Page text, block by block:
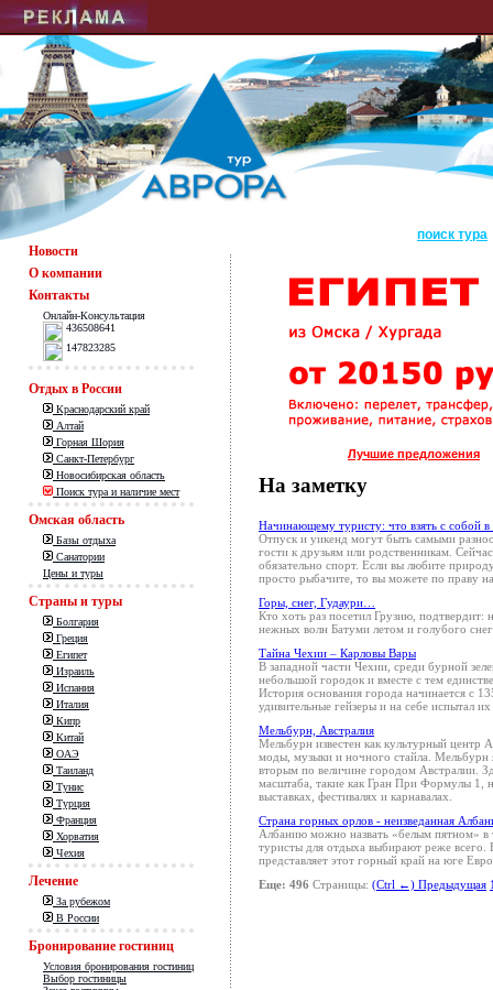
поиск тура
Новости
О компании
Контакты
Онлайн-Консультация
436508641
147823285
Отдых в России
Краснодарский край
Алтай
Горная Шория
Санкт-Петербург
Новосибирская область
Поиск тура и наличие мест
Омская область
Базы отдыха
Санатории
Цены и туры
Страны и туры
Болгария
Греция
Египет
Израиль
Испания
Италия
Кипр
Китай
ОАЭ
Таиланд
Тунис
Турция
Франция
Хорватия
Чехия
Лечение
За рубежом
В России
Бронирование гостиниц
Условия бронирования гостиниц
Выбор гостиницы
Лучшие предложения
На заметку
Начинающему туристу: что взять с собой
Отпуск и уикенд могут быть самыми
гости к друзьям или родственникам.
обязательно спорт. Если вы любите
просто рыбачите, то вы можете по праву
Горы, снег, Гудаури…
Кто хоть раз посетил Грузию, подтвердит:
нежных волн Батуми летом и голубого
Тайна Чехии – Карловы Вары
В западной части Чехии, среди бурной
небольшой городок и вместе с тем
История основания города начинается с
удивительные гейзеры и на себе испытал
Мельбурн, Австралия
Мельбурн известен как культурный центр
моды, музыки и ночного стайла. Мельбурн
вторым по величине городом Австралии.
масштаба, такие как Гран При Формулы 1,
выставках, фестивалях и карнавалах.
Страна горных орлов - неизведанная
Албанию можно назвать «белым пятном» в
туристы для отдыха выбирают реже всего.
представляет этот горный край на юге
Еще: 496 Страницы: (Ctrl ←) Предыдущая